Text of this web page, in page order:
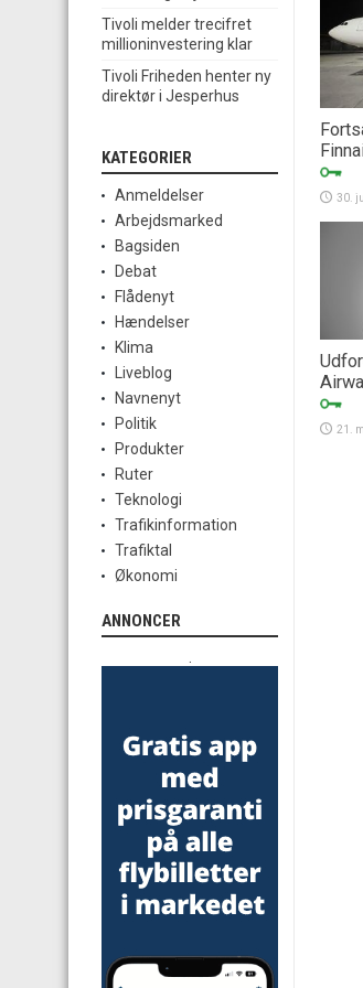
30.
21.
Tivoli melder trecifret
millioninvestering klar
Tivoli Friheden henter ny
direktør i Jesperhus
KATEGORIER
Anmeldelser
Arbejdsmarked
Bagsiden
Debat
Flådenyt
Hændelser
Klima
Liveblog
Navnenyt
Politik
Produkter
Ruter
Teknologi
Trafikinformation
Trafiktal
Økonomi
ANNONCER